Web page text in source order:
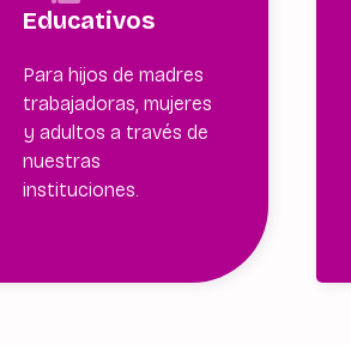
Educativos
Para hijos de madres
trabajadoras, mujeres
y adultos a través de
nuestras
instituciones.